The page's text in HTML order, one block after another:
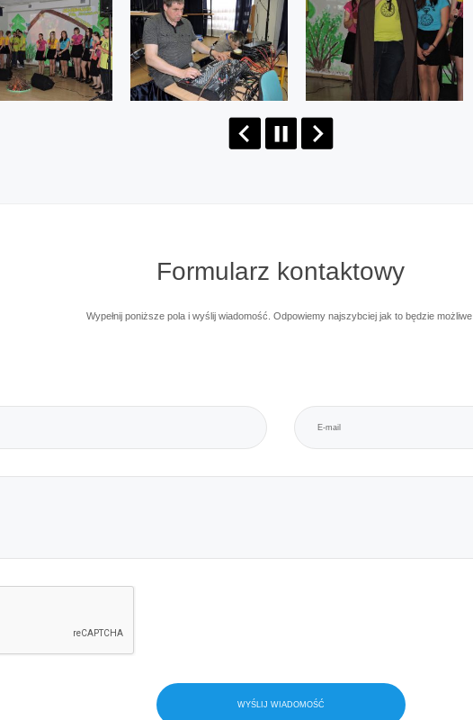
Formularz kontaktowy
Wypełnij poniższe pola i wyślij wiadomość. Odpowiemy najszybciej jak to będzie możliwe.